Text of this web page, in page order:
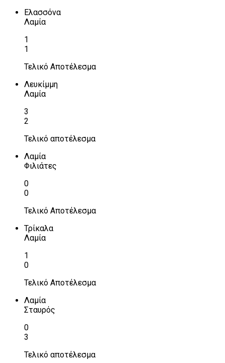
Ελασσόνα
Λαμία
1
1
Τελικό Αποτέλεσμα
Λευκίμμη
Λαμία
3
2
Τελικό αποτέλεσμα
Λαμία
Φιλιάτες
0
0
Τελικό Αποτέλεσμα
Τρίκαλα
Λαμία
1
0
Τελικό Αποτέλεσμα
Λαμία
Σταυρός
0
3
Τελικό αποτέλεσμα